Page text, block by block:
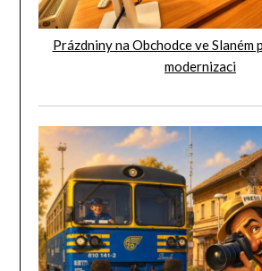
Prázdniny na Obchodce ve Slaném
modernizaci